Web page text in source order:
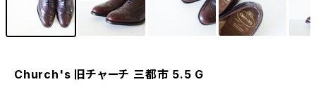
Church's 旧チャーチ 三都市 5.5 G